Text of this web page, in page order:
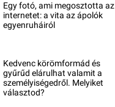
Egy fotó, ami megosztotta az
internetet: a vita az ápolók
egyenruháiról
Kedvenc körömformád és
gyűrűd elárulhat valamit a
személyiségedről. Melyiket
választod?